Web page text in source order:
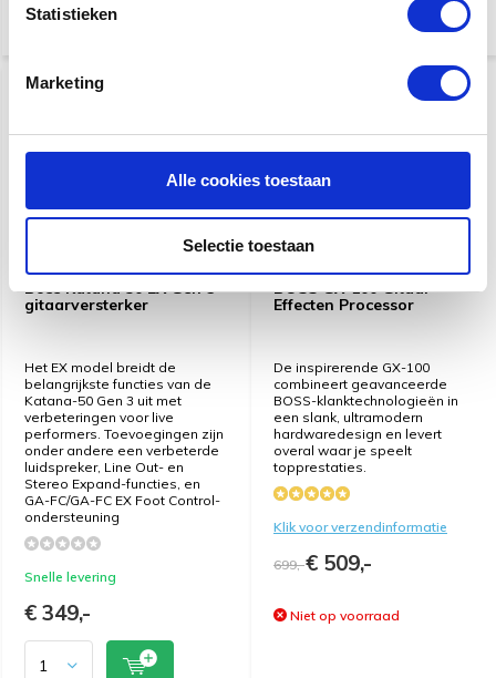
Statistieken
Marketing
Alle cookies toestaan
Selectie toestaan
Boss Katana 50 EX Gen 3
gitaarversterker
Het EX model breidt de
belangrijkste functies van de
Katana-50 Gen 3 uit met
verbeteringen voor live
performers. Toevoegingen zijn
onder andere een verbeterde
luidspreker, Line Out- en
Stereo Expand-functies, en
GA-FC/GA-FC EX Foot Control-
ondersteuning
Snelle levering
€ 349,-
BOSS GX-100 Gitaar
Effecten Processor
De inspirerende GX-100
combineert geavanceerde
BOSS-klanktechnologieën in
een slank, ultramodern
hardwaredesign en levert
overal waar je speelt
topprestaties.
Klik voor verzendinformatie
-27%
KORTING
699,-€ 509,-
Niet op voorraad
-27%
KORTING